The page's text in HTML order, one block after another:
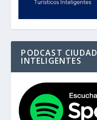
PODCAST
INTELIGENTES